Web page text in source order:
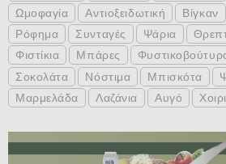
Ωμοφαγία Αντιοξειδωτική Βίγκαν
Ρόφημα
Συνταγές Ψάρια
Φιστίκια
Μπάρες
Σοκολάτα
Νόστιμα Μπισκότα
Μαρμελάδα
Λαζάνια Αυγό